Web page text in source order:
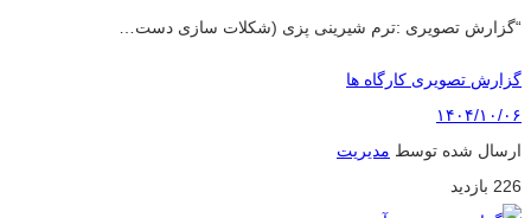
“گزارش تصویری :ترم شیرینی پزی (شکلات سازی دست…
گزارش تصویری کارگاه ها
۱۴۰۴/۱۰/۰۶
ارسال شده توسط مدیریت
226 بازدید